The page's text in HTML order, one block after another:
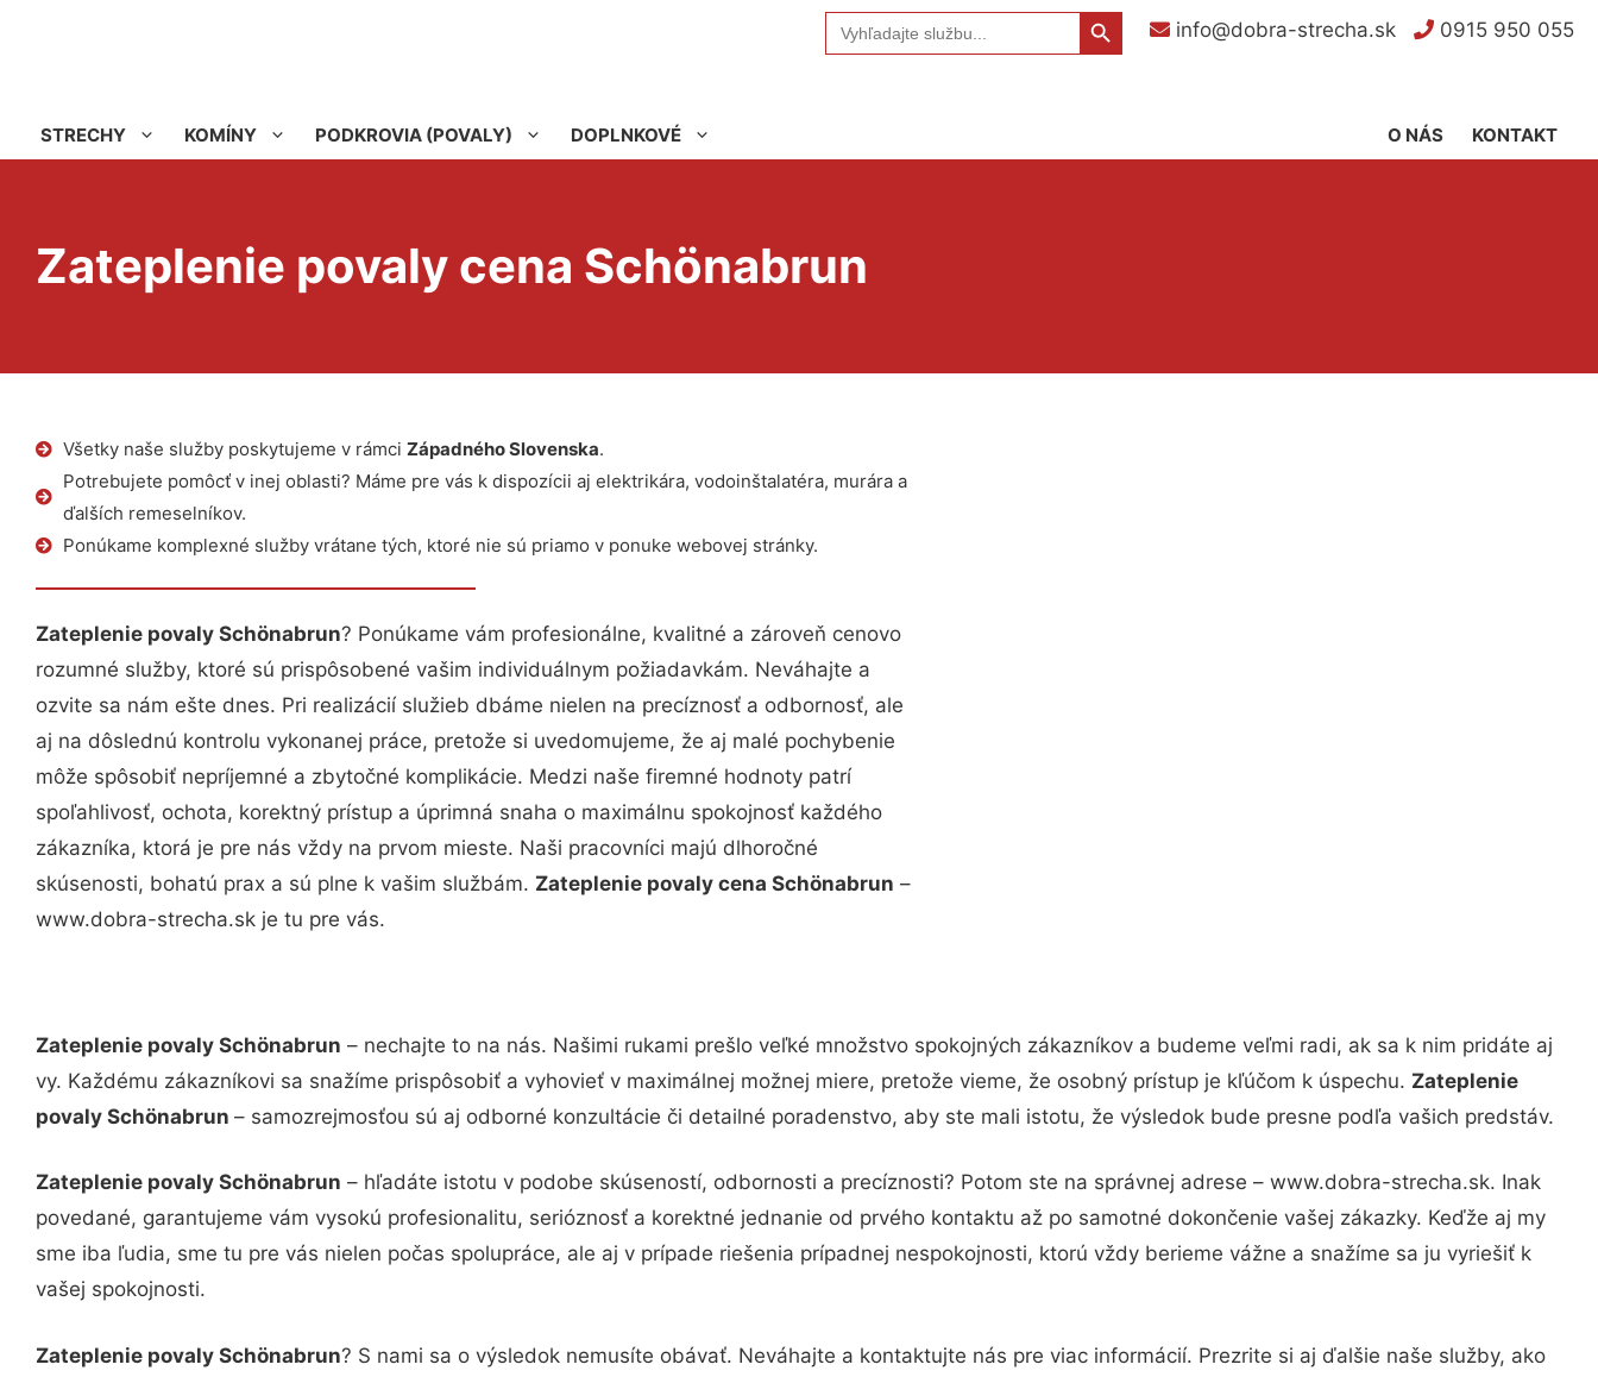
Search
for:
Search Button
info@dobra-strecha.sk
0915 950 055
STRECHY KOMÍNY PODKROVIA (POVALY) DOPLNKOVÉ KONTAKT
O NÁS
Zateplenie povaly cena Schönabrun
Všetky naše služby poskytujeme v rámci Západného Slovenska.
Potrebujete pomôcť v inej oblasti? Máme pre vás k dispozícii aj elektrikára, vodoinštalatéra, murára a
ďalších remeselníkov.
Ponúkame komplexné služby vrátane tých, ktoré nie sú priamo v ponuke webovej stránky.
Zateplenie povaly Schönabrun? Ponúkame vám profesionálne, kvalitné a zároveň cenovo
rozumné služby, ktoré sú prispôsobené vašim individuálnym požiadavkám. Neváhajte a
ozvite sa nám ešte dnes. Pri realizácií služieb dbáme nielen na precíznosť a odbornosť, ale
aj na dôslednú kontrolu vykonanej práce, pretože si uvedomujeme, že aj malé pochybenie
môže spôsobiť nepríjemné a zbytočné komplikácie. Medzi naše firemné hodnoty patrí
spoľahlivosť, ochota, korektný prístup a úprimná snaha o maximálnu spokojnosť každého
zákazníka, ktorá je pre nás vždy na prvom mieste. Naši pracovníci majú dlhoročné
skúsenosti, bohatú prax a sú plne k vašim službám. Zateplenie povaly cena Schönabrun –
www.dobra-strecha.sk je tu pre vás.
Zateplenie povaly Schönabrun – nechajte to na nás. Našimi rukami prešlo veľké množstvo spokojných zákazníkov a budeme veľmi radi, ak sa k nim pridáte aj
vy. Každému zákazníkovi sa snažíme prispôsobiť a vyhovieť v maximálnej možnej miere, pretože vieme, že osobný prístup je kľúčom k úspechu. Zateplenie
povaly Schönabrun – samozrejmosťou sú aj odborné konzultácie či detailné poradenstvo, aby ste mali istotu, že výsledok bude presne podľa vašich predstáv.
Zateplenie povaly Schönabrun – hľadáte istotu v podobe skúseností, odbornosti a precíznosti? Potom ste na správnej adrese – www.dobra-strecha.sk. Inak
povedané, garantujeme vám vysokú profesionalitu, serióznosť a korektné jednanie od prvého kontaktu až po samotné dokončenie vašej zákazky. Keďže aj my
sme iba ľudia, sme tu pre vás nielen počas spolupráce, ale aj v prípade riešenia prípadnej nespokojnosti, ktorú vždy berieme vážne a snažíme sa ju vyriešiť k
vašej spokojnosti.
Zateplenie povaly Schönabrun? S nami sa o výsledok nemusíte obávať. Neváhajte a kontaktujte nás pre viac informácií. Prezrite si aj ďalšie naše služby, ako